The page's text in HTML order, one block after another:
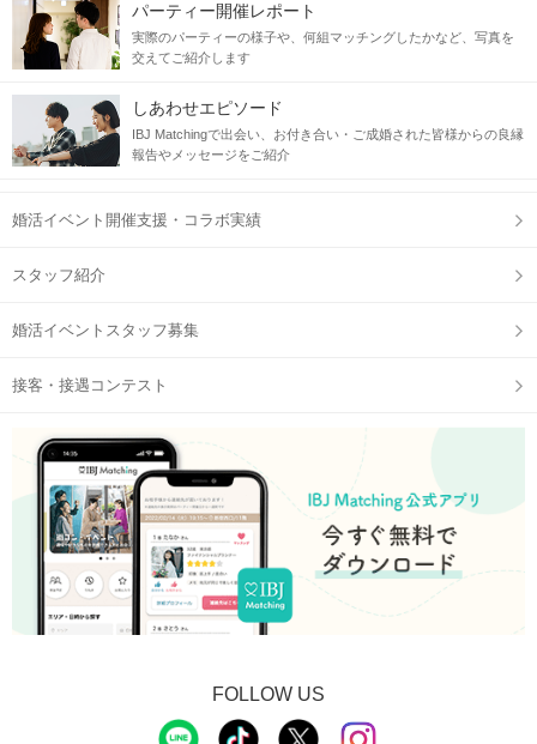
パーティー開催レポート
実際のパーティーの様子や、何組マッチングしたかなど、写真を
交えてご紹介します
しあわせエピソード
IBJ Matchingで出会い、お付き合い・ご成婚された皆様からの良縁
報告やメッセージをご紹介
婚活イベント開催支援・コラボ実績
スタッフ紹介
婚活イベントスタッフ募集
接客・接遇コンテスト
FOLLOW US